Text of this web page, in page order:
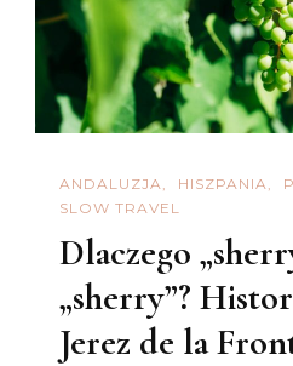
ANDALUZJA HISZPANIA
SLOW TRAVEL
Dlaczego
„sherry”?
Jerez de la